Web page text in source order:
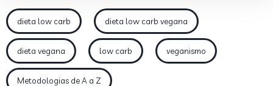
dieta low carb dieta low carb vegana
dieta vegana low carb veganismo
Metodologias de A a Z